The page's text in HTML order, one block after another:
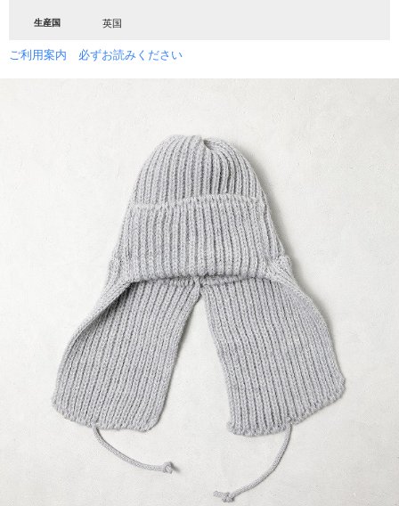
生産国 英国
ご利用案内 必ずお読みください